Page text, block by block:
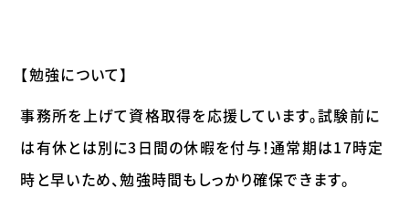
【勉強について】
事務所を上げて資格取得を応援しています。試験前に
は有休とは別に3日間の休暇を付与！通常期は17時定
時と早いため、勉強時間もしっかり確保できます。